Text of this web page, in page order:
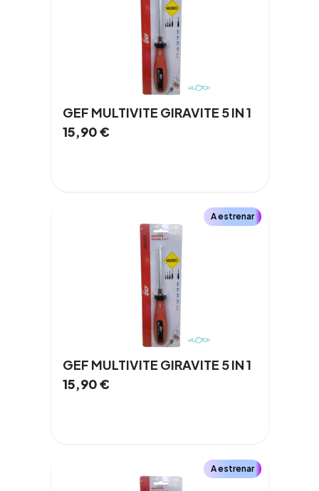
GEF MULTIVITE GIRAVITE 5 IN 1
15,90€
A estrenar
GEF MULTIVITE GIRAVITE 5 IN 1
15,90€
A estrenar